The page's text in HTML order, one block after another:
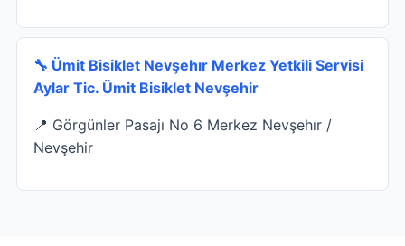
🔧 Ümit Bisiklet Nevşehır Merkez Yetkili Servisi
Aylar Tic. Ümit Bisiklet Nevşehir
📍 Görgünler Pasajı No 6 Merkez Nevşehır /
Nevşehir